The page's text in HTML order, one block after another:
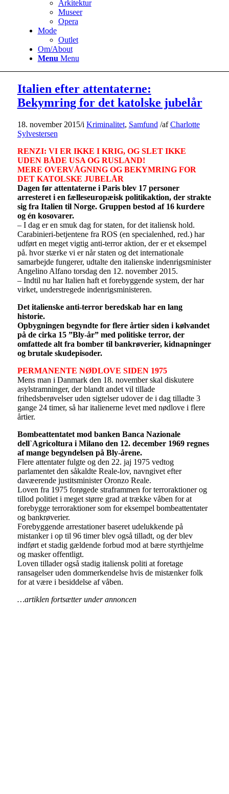
Arkitektur
Museer
Opera
Mode
Outlet
Om/About
Menu Menu
Italien efter attentaterne:
Bekymring for det katolske jubelår
18. november 2015/i Kriminalitet, Samfund /afCharlotte
Sylvestersen
RENZI: VI ER IKKE I KRIG, OG SLET IKKE
UDEN BÅDE USA OG RUSLAND!
MERE OVERVÅGNING OG BEKYMRING FOR
DET KATOLSKE JUBELÅR
Dagen før attentaterne i Paris blev 17 personer
arresteret i en fælleseuropæisk politikaktion, der strakte
sig fra Italien til Norge. Gruppen bestod af 16 kurdere
og én kosovarer.
– I dag er en smuk dag for staten, for det italiensk hold.
Carabinieri-betjentene fra ROS (en specialenhed, red.) har
udført en meget vigtig anti-terror aktion, der er et eksempel
på. hvor stærke vi er når staten og det internationale
samarbejde fungerer, udtalte den italienske indenrigsminister
Angelino Alfano torsdag den 12. november 2015.
– Indtil nu har Italien haft et forebyggende system, der har
virket, understregede indenrigsministeren.
Det italienske anti-terror beredskab har en lang
historie.
Opbygningen begyndte for flere årtier siden i kølvandet
på de cirka 15 ”Bly-år” med politiske terror, der
omfattede alt fra bomber til bankrøverier, kidnapninger
og brutale skudepisoder.
PERMANENTE NØDLOVE SIDEN 1975
Mens man i Danmark den 18. november skal diskutere
asylstramninger, der blandt andet vil tillade
frihedsberøvelser uden sigtelser udover de i dag tilladte 3
gange 24 timer, så har italienerne levet med nødlove i flere
årtier.
Bombeattentatet mod banken Banca Nazionale
dell`Agricoltura i Milano den 12. december 1969 regnes
af mange begyndelsen på Bly-årene.
Flere attentater fulgte og den 22. jaj 1975 vedtog
parlamentet den såkaldte Reale-lov, navngivet efter
davæerende justitsminister Oronzo Reale.
Loven fra 1975 forøgede straframmen for terroraktioner og
tillod politiet i meget større grad at trække våben for at
forebygge terroraktioner som for eksempel bombeattentater
og bankrøverier.
Forebyggende arrestationer baseret udelukkende på
mistanker i op til 96 timer blev også tilladt, og der blev
indført et stadig gældende forbud mod at bære styrthjelme
og masker offentligt.
Loven tillader også stadig italiensk politi at foretage
ransagelser uden dommerkendelse hvis de mistænker folk
for at være i besiddelse af våben.
…artiklen fortsætter under annoncen